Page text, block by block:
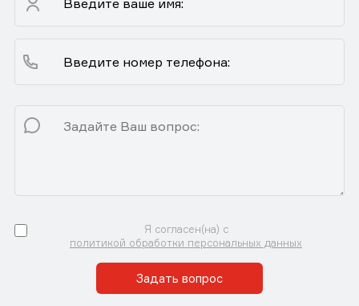
Я согласен(на) с
политикой обработки персональных данных
Задать вопрос